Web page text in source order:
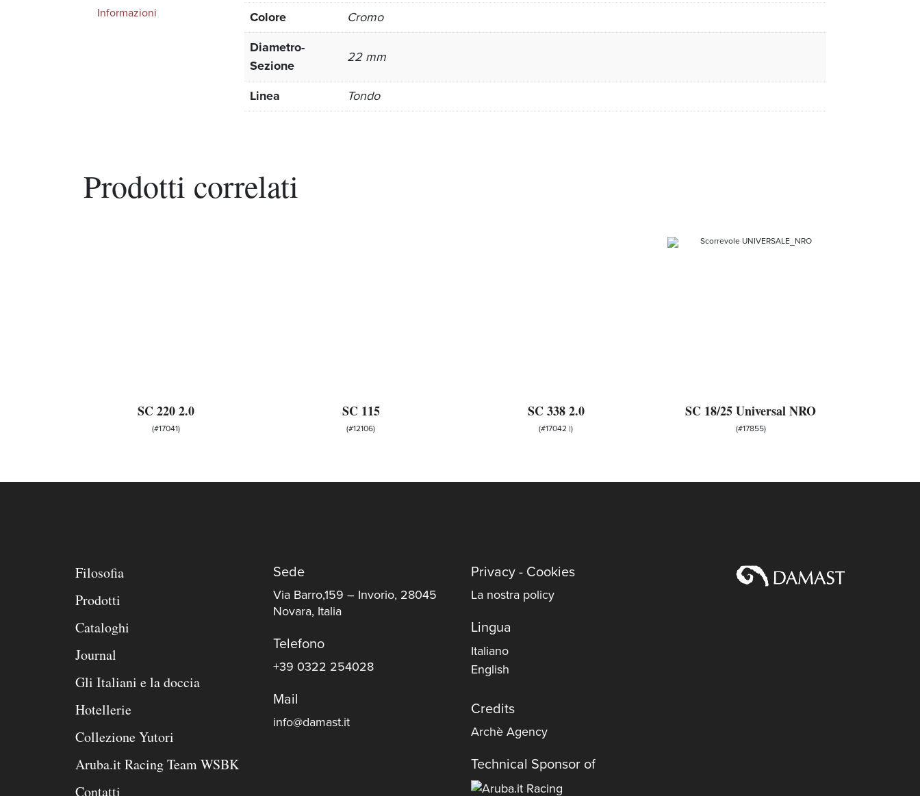
Informazioni Colore
Cromo
Diametro-
Sezione
22 mm
Linea Tondo
Prodotti correlati
SC 220 2.0
(#17041)
SC 115
(#12106)
SC 338 2.0
(#17042 |)
SC 18/25 Universal NRO
(#17855)
Filosofia
Prodotti
Cataloghi
Journal
Gli Italiani e la doccia
Hotellerie
Collezione Yutori
Aruba.it Racing Team WSBK
Contatti
Sede
Via Barro,159 – Invorio, 28045
Novara, Italia
Telefono
+39 0322 254028
Mail
info@damast.it
Privacy - Cookies
La nostra policy
Lingua
Italiano
English
Credits
Archè Agency
Technical Sponsor of